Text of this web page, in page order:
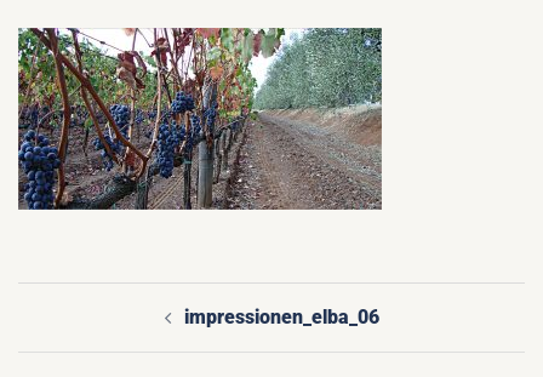
Beitragsnavigation
impressionen_elba_06